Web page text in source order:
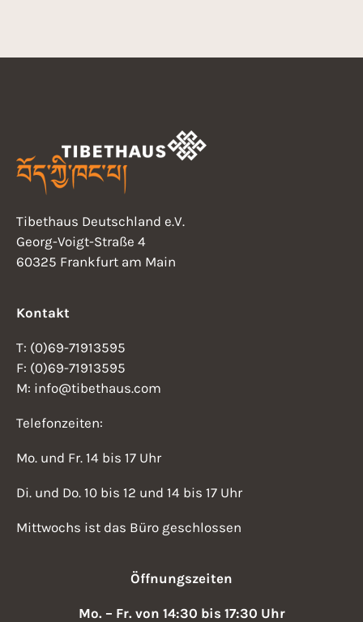
Tibethaus Deutschland e.V.
Georg-Voigt-Straße 4
60325 Frankfurt am Main
Kontakt
T: (0)69-71913595
F: (0)69-71913595
M: info@tibethaus.com
Telefonzeiten:
Mo. und Fr. 14 bis 17 Uhr
Di. und Do. 10 bis 12 und 14 bis 17 Uhr
Mittwochs ist das Büro geschlossen
Öffnungszeiten
Mo. – Fr. von 14:30 bis 17:30 Uhr